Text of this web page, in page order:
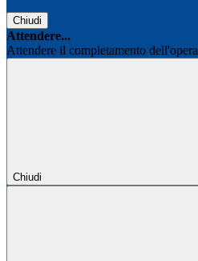
Chiudi
Attendere...
Attendere il completamento
Chiudi